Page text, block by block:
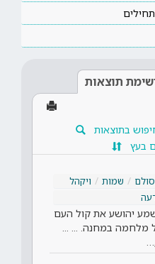
תוצאות
בתוצאות
בעץ
שמות
ויקהל
יהושע את קול העם
מלחמה במחנה. ... ...